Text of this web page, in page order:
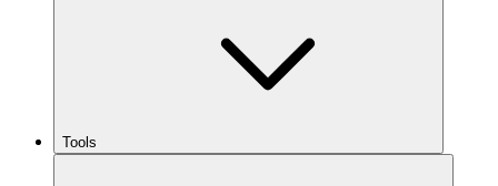
Tools